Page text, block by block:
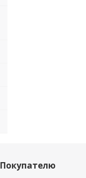
Покупателю